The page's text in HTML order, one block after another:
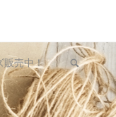
販売中！